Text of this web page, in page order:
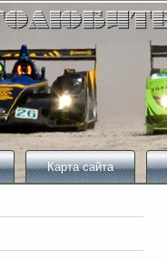
Карта сайта